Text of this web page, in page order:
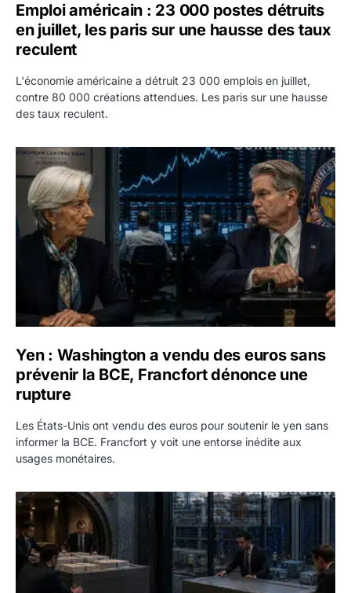
Emploi américain : 23 000 postes détruits
en juillet, les paris sur une hausse des taux
reculent
L'économie américaine a détruit 23 000 emplois en juillet,
contre 80 000 créations attendues. Les paris sur une hausse
des taux reculent.
Yen : Washington a vendu des euros sans prévenir la
Yen : Washington a vendu des euros sans
prévenir la BCE, Francfort dénonce une
rupture
Les États-Unis ont vendu des euros pour soutenir le yen sans
informer la BCE. Francfort y voit une entorse inédite aux
usages monétaires.
Jane Street négocie le transfert de 11 milliards de